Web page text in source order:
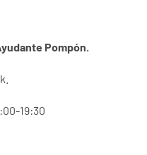
Pompón.
19:30